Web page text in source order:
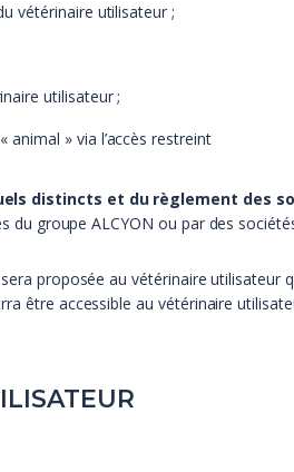
vétérinaire utilisateur ;
utilisateur ;
animal » via l’accès restreint
distincts et du règlement des
du groupe ALCYON ou par des
proposée au vétérinaire utilisateur
être accessible au vétérinaire